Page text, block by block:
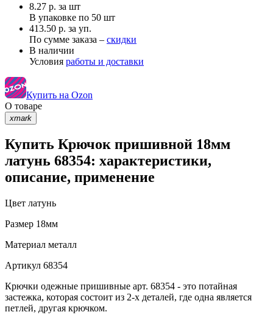
8.27 р. за шт
В упаковке по 50 шт
413.50 р. за уп.
По сумме заказа – скидки
В наличии
Условия работы и доставки
Купить на Ozon
О товаре
xmark
Купить Крючок пришивной 18мм
латунь 68354: характеристики,
описание, применение
Цвет латунь
Размер 18мм
Материал металл
Артикул 68354
Крючки одежные пришивные арт. 68354 - это потайная
застежка, которая состоит из 2-х деталей, где одна является
петлей, другая крючком.